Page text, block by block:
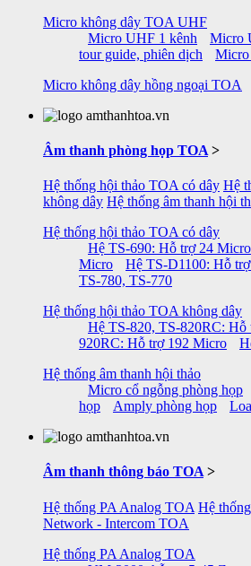
Micro không dây TOA UHF
Micro UHF 1 kênh
Micro
tour guide, phiên dịch
Micro
Micro không dây hồng ngoại TOA
Âm thanh phòng họp TOA >
Hệ thống hội thảo TOA có dây Hệ
không dây Hệ thống âm thanh hội
Hệ thống hội thảo TOA có dây
Hệ TS-690: Hỗ trợ 24 Micro
Micro
Hệ TS-D1100: Hỗ
TS-780, TS-770
Hệ thống hội thảo TOA không dây
Hệ TS-820, TS-820RC: Hỗ
920RC: Hỗ trợ 192 Micro
Hệ thống âm thanh hội thảo
Micro cổ ngỗng phòng họp
họp
Amply phòng họp
Âm thanh thông báo TOA >
Hệ thống PA Analog TOA Hệ
Network - Intercom TOA
Hệ thống PA Analog TOA